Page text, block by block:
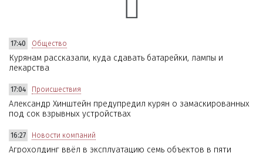
17:40 Общество
Курянам рассказали, куда сдавать батарейки, лампы и
лекарства
17:04 Происшествия
Александр Хинштейн предупредил курян о замаскированных
под сок взрывных устройствах
16:27 Новости компаний
Агрохолдинг ввёл в эксплуатацию семь объектов в пяти